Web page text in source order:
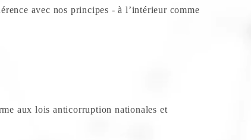
avec nos principes - à l’intérieur comme
aux lois anticorruption nationales et